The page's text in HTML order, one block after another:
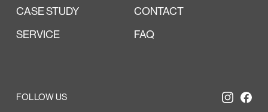
CASE STUDY
CONTACT
SERVICE
FAQ
FOLLOW US